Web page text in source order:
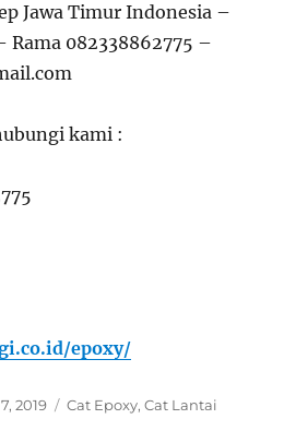
Jawa Timur Indonesia –
082338862775 –
kami :
epoxy/
2019 Categories
Cat Epoxy,Cat Lantai